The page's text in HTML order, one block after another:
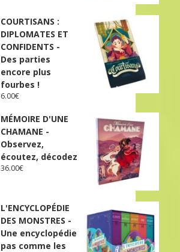
COURTISANS :
DIPLOMATES ET
CONFIDENTS -
Des parties
encore plus
fourbes !
6.00€
MÉMOIRE D'UNE
CHAMANE -
Observez,
écoutez, décodez
36.00€
L'ENCYCLOPÉDIE
DES MONSTRES -
Une encyclopédie
pas comme les